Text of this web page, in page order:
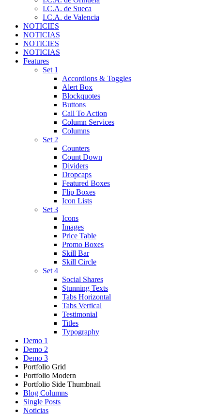
I.C.A. de Sueca
I.C.A. de Valencia
NOTICIES
NOTICIAS
NOTICIES
NOTICIAS
Features
Set 1
Accordions & Toggles
Alert Box
Blockquotes
Buttons
Call To Action
Column Services
Columns
Set 2
Counters
Count Down
Dividers
Dropcaps
Featured Boxes
Flip Boxes
Icon Lists
Set 3
Icons
Images
Price Table
Promo Boxes
Skill Bar
Skill Circle
Set 4
Social Shares
Stunning Texts
Tabs Horizontal
Tabs Vertical
Testimonial
Titles
Typography
Demo 1
Demo 2
Demo 3
Portfolio Grid
Portfolio Modern
Portfolio Side Thumbnail
Blog Columns
Single Posts
Noticias